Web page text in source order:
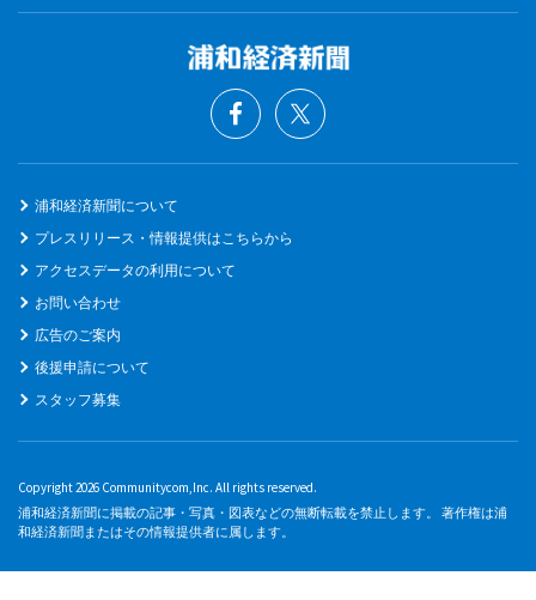
浦和経済新聞について
プレスリリース・情報提供はこちらから
アクセスデータの利用について
お問い合わせ
広告のご案内
後援申請について
スタッフ募集
Copyright 2026 Communitycom,Inc. All rights reserved.
浦和経済新聞に掲載の記事・写真・図表などの無断転載を禁止します。 著作権は浦
和経済新聞またはその情報提供者に属します。